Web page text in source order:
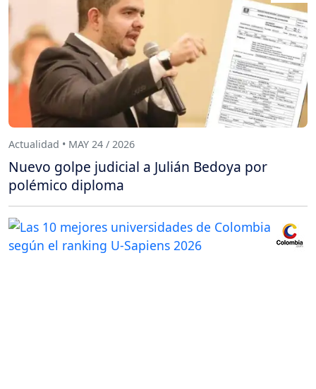
Actualidad • MAY 24 / 2026
Nuevo golpe judicial a Julián Bedoya por
polémico diploma